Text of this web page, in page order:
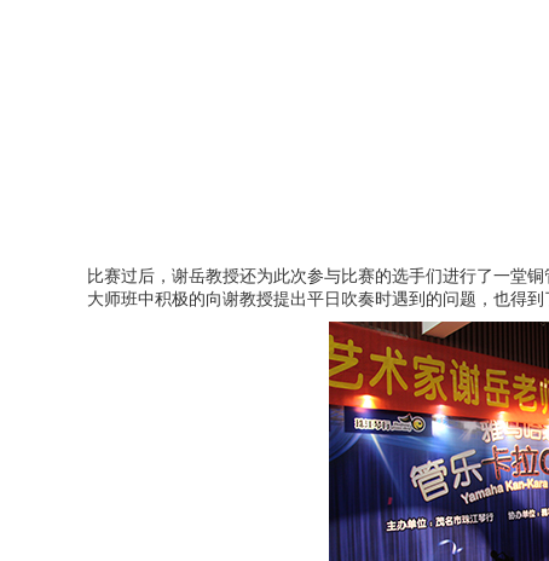
比赛过后，谢岳教授还为此次参与比赛的选手们进行了一堂
大师班中积极的向谢教授提出平日吹奏时遇到的问题，也得到